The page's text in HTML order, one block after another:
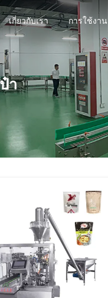
เกี่ยวกับเรา การใช้งาน
า